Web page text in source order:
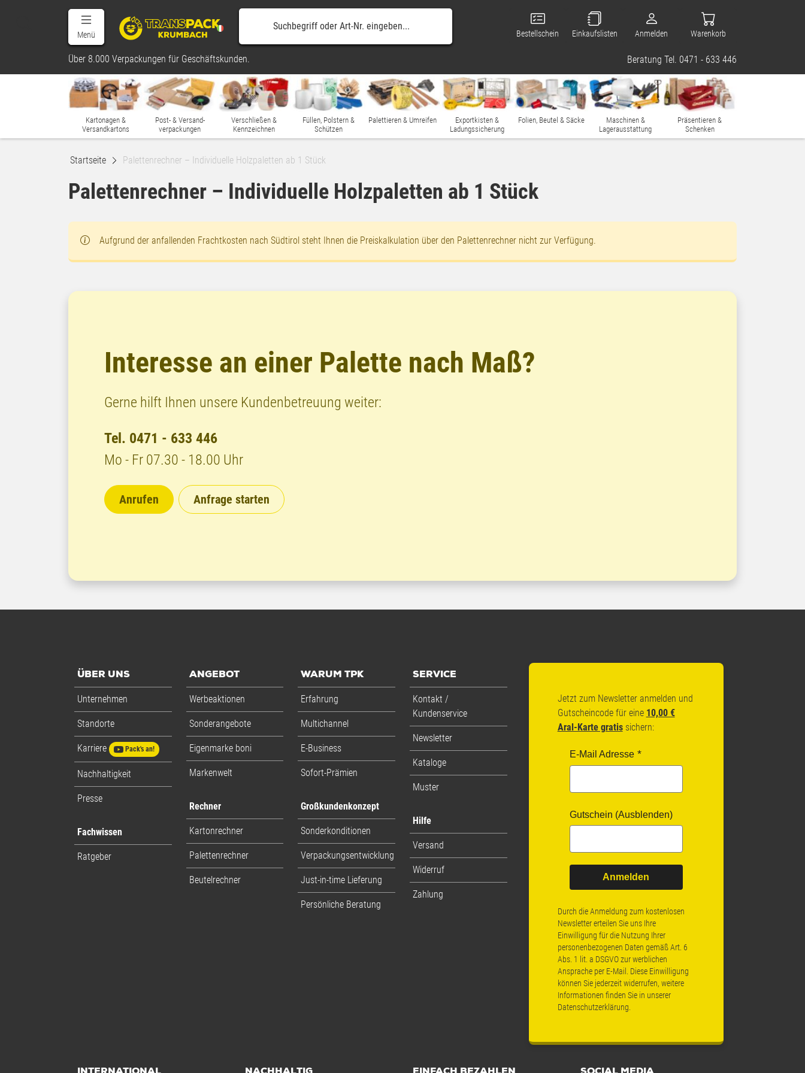
Menü Bestellschein Einkaufslisten Anmelden Warenkorb
Über 8.000 Verpackungen für Geschäftskunden. Beratung Tel. 0471 - 633 446
Kartonagen &
Versandkartons
Post- & Versand-
verpackungen
Verschließen &
Kennzeichnen
Füllen, Polstern &
Schützen
Palettieren & Umreifen
Exportkisten &
Ladungssicherung
Folien, Beutel & Säcke
Maschinen &
Lagerausstattung
Präsentieren &
Schenken
Startseite Palettenrechner – Individuelle Holzpaletten ab 1 Stück
Palettenrechner – Individuelle Holzpaletten ab 1 Stück
Aufgrund der anfallenden Frachtkosten nach Südtirol steht Ihnen die Preiskalkulation über den Palettenrechner nicht zur Verfügung.
Interesse an einer Palette nach Maß?
Gerne hilft Ihnen unsere Kundenbetreuung weiter:
Tel. 0471 - 633 446
Mo - Fr 07.30 - 18.00 Uhr
Anrufen Anfrage starten
ÜBER UNS
Unternehmen
Standorte
Karriere Pack's an!
Nachhaltigkeit
Presse
Fachwissen
Ratgeber
ANGEBOT
Werbeaktionen
Sonderangebote
Eigenmarke boni
Markenwelt
Rechner
Kartonrechner
Palettenrechner
Beutelrechner
WARUM TPK
Erfahrung
Multichannel
E-Business
Sofort-Prämien
Großkundenkonzept
Sonderkonditionen
Verpackungsentwicklung
Just-in-time Lieferung
Persönliche Beratung
SERVICE
Kontakt /
Kundenservice
Newsletter
Kataloge
Muster
Hilfe
Versand
Widerruf
Zahlung
Jetzt zum Newsletter anmelden und
Gutscheincode für eine 10,00 €
Aral-Karte gratissichern:
E-Mail Adresse
Gutschein (Ausblenden)
Anmelden
Durch die Anmeldung zum kostenlosen
Newsletter erteilen Sie uns Ihre
Einwilligung für die Nutzung Ihrer
personenbezogenen Daten gemäß Art. 6
Abs. 1 lit. a DSGVO zur werblichen
Ansprache per E-Mail. Diese Einwilligung
können Sie jederzeit widerrufen, weitere
Informationen finden Sie in unserer
Datenschutzerklärung